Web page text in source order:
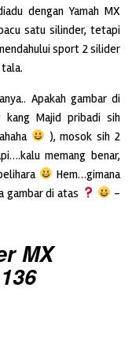
dengan Yamah MX
satu silinder, tetapi
sport 2 silider
Apakah gambar di
kang Majid pribadi sih
), mosok sih 2
memang benar,
Hem…gimana
gambar di atas
–
MX